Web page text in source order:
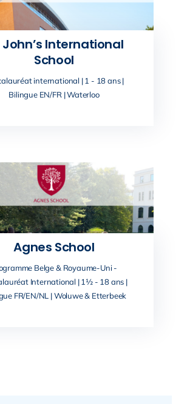
John’s International
School
international | 1 - 18 ans |
Bilingue EN/FR | Waterloo
Agnes School
Belge & Royaume-Uni -
International | 1½ - 18 ans |
FR/EN/NL | Woluwe & Etterbeek